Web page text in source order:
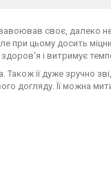
своє, далеко
при цьому досить
і витримує
її дуже зручно
догляду. Її можна